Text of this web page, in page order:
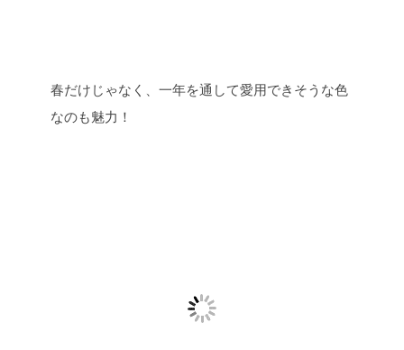
春だけじゃなく、一年を通して愛用できそうな色
なのも魅力！